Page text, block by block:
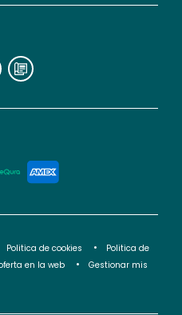
Para
información,
puedes
de
privacidad</2>.
Politica de cookies
Politica de
en la web
Gestionar mis